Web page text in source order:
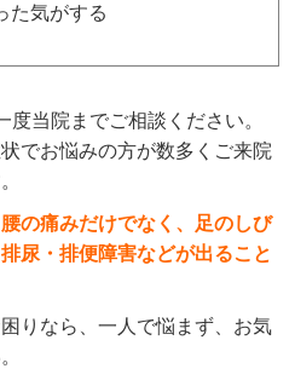
た気がする
当院までご相談ください。
でお悩みの方が数多くご来院
の痛みだけでなく、足のしび
尿・排便障害などが出ること
りなら、一人で悩まず、お気